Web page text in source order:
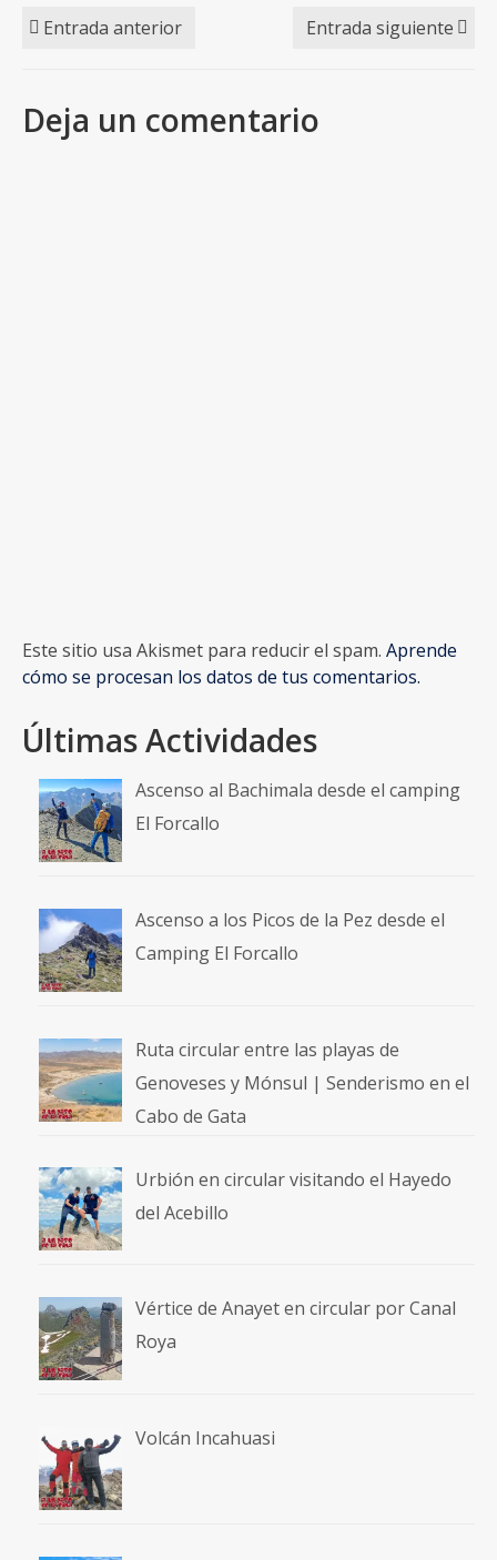
Entrada anterior Entrada siguiente
Deja un comentario
Este sitio usa Akismet para reducir el spam. Aprende
cómo se procesan los datos de tus comentarios.
Últimas Actividades
Ascenso al Bachimala desde el camping
El Forcallo
Ascenso a los Picos de la Pez desde el
Camping El Forcallo
Ruta circular entre las playas de
Genoveses y Mónsul | Senderismo en el
Cabo de Gata
Urbión en circular visitando el Hayedo
del Acebillo
Vértice de Anayet en circular por Canal
Roya
Volcán Incahuasi